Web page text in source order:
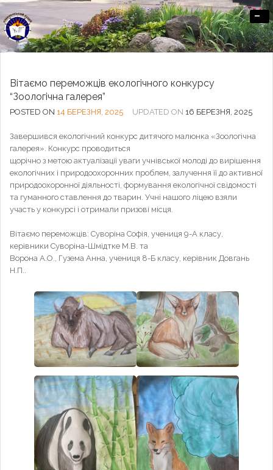
Офіційний сайт Озерненського ліцею
-
Вітаємо переможців екологічного конкурсу
“Зоологічна галерея”
POSTED ON 14 БЕРЕЗНЯ, 2025 UPDATED ON 16 БЕРЕЗНЯ, 2025
Завершився екологічний конкурс дитячого малюнка «Зоологічна
галерея». Конкурс проводиться
щорічно з метою актуалізації уваги учнівської молоді до вирішення
екологічних і природоохоронних проблем, залучення її до активної
природоохоронної діяльності, формування екологічної свідомості
та гуманного ставлення до тварин. Учні нашого ліцею взяли
участь у конкурсі і отримали призові місця.
Вітаємо переможців: Суворіна Софія, учениця 9-А класу,
керівники Суворіна-Шмідтке М.В. та
Ворона А.О., Гузема Анна, учениця 8-Б класу, керівник Довгань
Н.П..